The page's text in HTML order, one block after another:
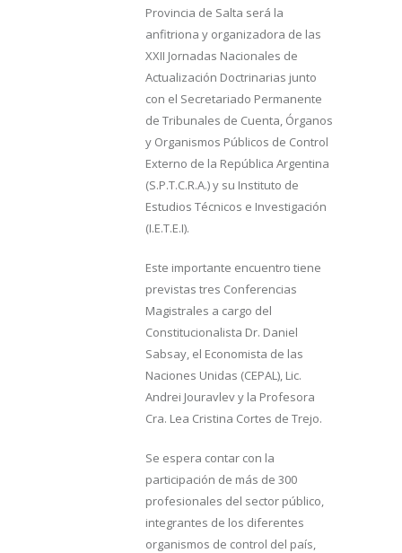
Provincia de Salta será la
anfitriona y organizadora de las
XXII Jornadas Nacionales de
Actualización Doctrinarias junto
con el Secretariado Permanente
de Tribunales de Cuenta, Órganos
y Organismos Públicos de Control
Externo de la República Argentina
(S.P.T.C.R.A.) y su Instituto de
Estudios Técnicos e Investigación
(I.E.T.E.I).
Este importante encuentro tiene
previstas tres Conferencias
Magistrales a cargo del
Constitucionalista Dr. Daniel
Sabsay, el Economista de las
Naciones Unidas (CEPAL), Lic.
Andrei Jouravlev y la Profesora
Cra. Lea Cristina Cortes de Trejo.
Se espera contar con la
participación de más de 300
profesionales del sector público,
integrantes de los diferentes
organismos de control del país,